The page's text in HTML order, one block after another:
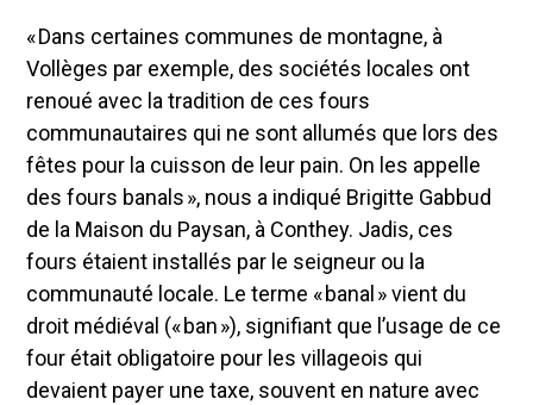
« Dans certaines communes de montagne, à
Vollèges par exemple, des sociétés locales ont
renoué avec la tradition de ces fours
communautaires qui ne sont allumés que lors des
fêtes pour la cuisson de leur pain. On les appelle
des fours banals », nous a indiqué Brigitte Gabbud
de la Maison du Paysan, à Conthey. Jadis, ces
fours étaient installés par le seigneur ou la
communauté locale. Le terme « banal » vient du
droit médiéval (« ban »), signifiant que l’usage de ce
four était obligatoire pour les villageois qui
devaient payer une taxe, souvent en nature avec